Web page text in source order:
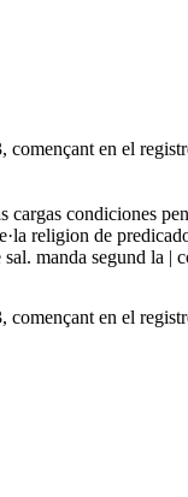
començant en el
cargas condiciones
religion de
manda segund la |
començant en el